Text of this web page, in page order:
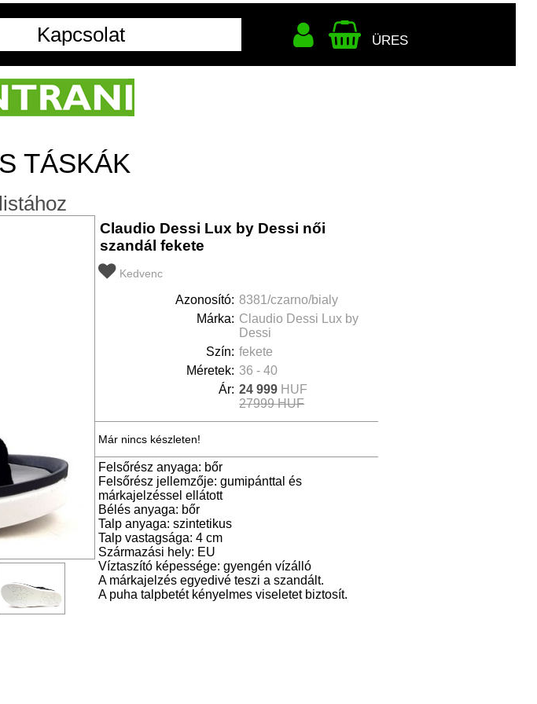
Kapcsolat ÜRES
TÁSKÁK
Claudio Dessi Lux by Dessi női
szandál fekete
Kedvenc
Azonosító: 8381/czarno/bialy
Márka: Claudio Dessi Lux by
Dessi
Szín: fekete
Méretek: 36 - 40
Ár: 24 999 HUF
27999 HUF
Már nincs készleten!
Felsőrész anyaga: bőr
Felsőrész jellemzője: gumipánttal és
márkajelzéssel ellátott
Bélés anyaga: bőr
Talp anyaga: szintetikus
Talp vastagsága: 4 cm
Származási hely: EU
Víztaszító képessége: gyengén vízálló
A márkajelzés egyedivé teszi a szandált.
A puha talpbetét kényelmes viseletet biztosít.